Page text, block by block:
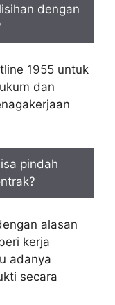
dengan
1955 untuk
dan
pindah
alasan
kerja
adanya
secara